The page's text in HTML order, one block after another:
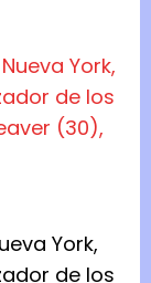
York,
de los